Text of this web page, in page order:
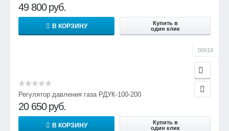
Точность срабатывания, %
±5
±5
±5
±5
49 800 руб.
В КОРЗИНУ
Купить в
один клик
00919
Регулятор давления газа РДУК-100-200
20 650 руб.
В КОРЗИНУ
Купить в
один клик